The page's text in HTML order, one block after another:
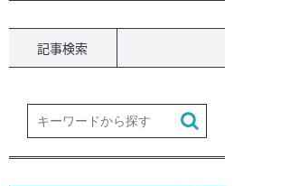
記事検索